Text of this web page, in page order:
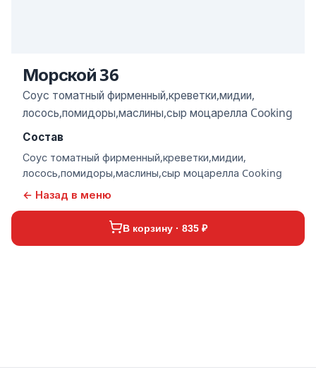
Морской 36
Соус томатный фирменный,креветки,мидии,
лосось,помидоры,маслины,сыр моцарелла Cooking
Состав
Соус томатный фирменный,креветки,мидии,
лосось,помидоры,маслины,сыр моцарелла Cooking
← Назад в меню
В корзину · 835 ₽